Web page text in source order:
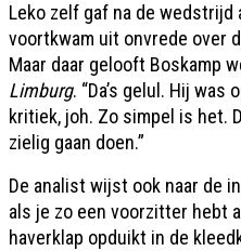
Leko zelf gaf na de wedstrijd
voortkwam uit onvrede over
Maar daar gelooft Boskamp
Limburg. “Da’s gelul. Hij
kritiek, joh. Zo simpel is het.
zielig gaan doen.”
De analist wijst ook naar de
als je zo een voorzitter hebt
haverklap opduikt in de